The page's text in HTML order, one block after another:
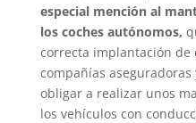
especial mención al
los coches autónomos,
correcta implantación de
compañías
obligar a realizar unos
los vehículos con